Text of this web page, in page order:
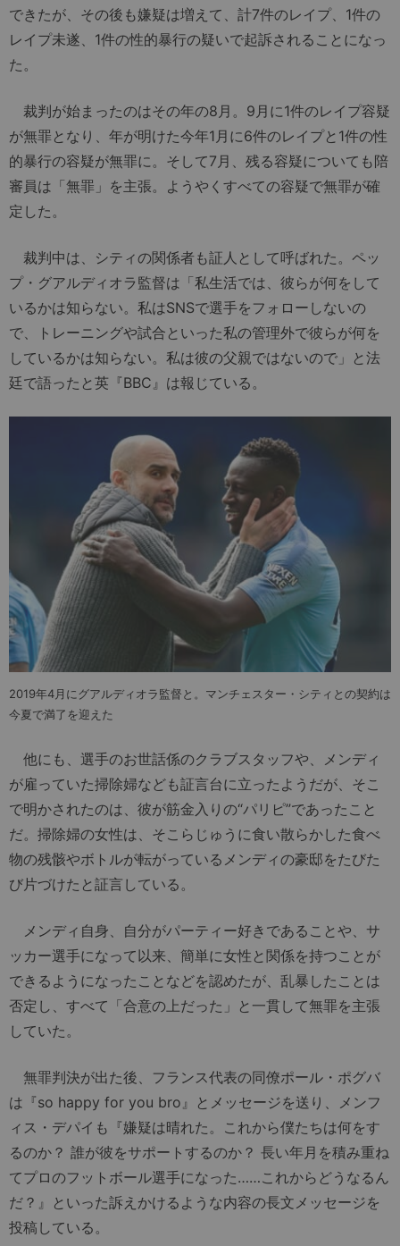
できたが、その後も嫌疑は増えて、計7件のレイプ、1件の
レイプ未遂、1件の性的暴行の疑いで起訴されることになっ
た。
裁判が始まったのはその年の8月。9月に1件のレイプ容疑
が無罪となり、年が明けた今年1月に6件のレイプと1件の性
的暴行の容疑が無罪に。そして7月、残る容疑についても陪
審員は「無罪」を主張。ようやくすべての容疑で無罪が確
定した。
裁判中は、シティの関係者も証人として呼ばれた。ペッ
プ・グアルディオラ監督は「私生活では、彼らが何をして
いるかは知らない。私はSNSで選手をフォローしないの
で、トレーニングや試合といった私の管理外で彼らが何を
しているかは知らない。私は彼の父親ではないので」と法
廷で語ったと英『BBC』は報じている。
2019年4月にグアルディオラ監督と。マンチェスター・シティとの契約は
今夏で満了を迎えた
他にも、選手のお世話係のクラブスタッフや、メンディ
が雇っていた掃除婦なども証言台に立ったようだが、そこ
で明かされたのは、彼が筋金入りの“パリピ”であったこと
だ。掃除婦の女性は、そこらじゅうに食い散らかした食べ
物の残骸やボトルが転がっているメンディの豪邸をたびた
び片づけたと証言している。
メンディ自身、自分がパーティー好きであることや、サ
ッカー選手になって以来、簡単に女性と関係を持つことが
できるようになったことなどを認めたが、乱暴したことは
否定し、すべて「合意の上だった」と一貫して無罪を主張
していた。
無罪判決が出た後、フランス代表の同僚ポール・ポグバ
は『so happy for you bro』とメッセージを送り、メンフ
ィス・デパイも『嫌疑は晴れた。これから僕たちは何をす
るのか？ 誰が彼をサポートするのか？ 長い年月を積み重ね
てプロのフットボール選手になった……これからどうなるん
だ？』といった訴えかけるような内容の長文メッセージを
投稿している。